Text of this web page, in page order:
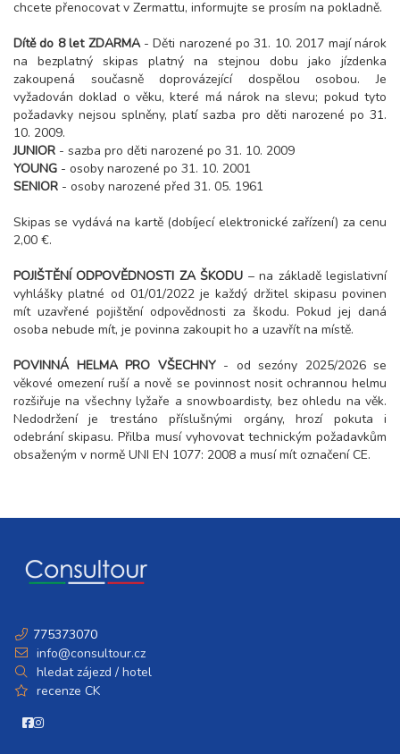
chcete přenocovat v Zermattu, informujte se prosím na pokladně.
Dítě do 8 let ZDARMA- Děti narozené po 31. 10. 2017 mají nárok
na bezplatný skipas platný na stejnou dobu jako jízdenka
zakoupená současně doprovázející dospělou osobou. Je
vyžadován doklad o věku, které má nárok na slevu; pokud tyto
požadavky nejsou splněny, platí sazba pro děti narozené po 31.
10. 2009.
JUNIOR - sazba pro děti narozené po 31. 10. 2009
YOUNG - osoby narozené po 31. 10. 2001
SENIOR - osoby narozené před 31. 05. 1961
Skipas se vydává na kartě (dobíjecí elektronické zařízení) za cenu
2,00 €.
POJIŠTĚNÍ ODPOVĚDNOSTI ZA ŠKODU – na základě legislativní
vyhlášky platné od 01/01/2022 je každý držitel skipasu povinen
mít uzavřené pojištění odpovědnosti za škodu. Pokud jej daná
osoba nebude mít, je povinna zakoupit ho a uzavřít na místě.
POVINNÁ HELMA PRO VŠECHNY- od sezóny 2025/2026 se
věkové omezení ruší a nově se povinnost nosit ochrannou helmu
rozšiřuje na všechny lyžaře a snowboardisty, bez ohledu na věk.
Nedodržení je trestáno příslušnými orgány, hrozí pokuta i
odebrání skipasu. Přilba musí vyhovovat technickým požadavkům
obsaženým v normě UNI EN 1077: 2008 a musí mít označení CE.
775373070
info@consultour.cz
hledat zájezd / hotel
recenze CK